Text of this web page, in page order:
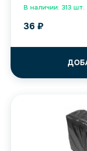
В наличии: 313 шт.
36 ₽